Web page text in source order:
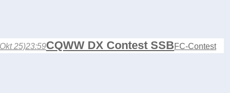
25)23:59CQWW DX Contest SSBFC-Contest